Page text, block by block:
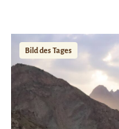
Bild des Tages